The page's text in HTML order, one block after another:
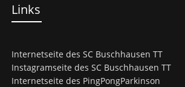
Links
Internetseite des SC Buschhausen TT
Instagramseite des SC Buschhausen TT
Internetseite des PingPongParkinson